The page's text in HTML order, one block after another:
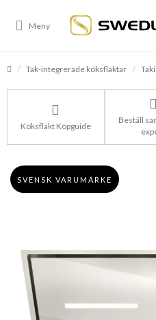
Tak-integrerade köksfläktar
Köksfläkt Köpguide
Beställ
SVENSK VARUMÄRKE